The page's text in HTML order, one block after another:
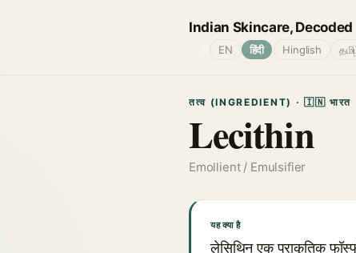
Indian Skincare, Decoded
EN हिंदी Hinglish
तत्व (INGREDIENT) · 🇮🇳 भारत
Lecithin
Emollient / Emulsifier
यह क्या है
लेसिथिन एक प्राकृतिक